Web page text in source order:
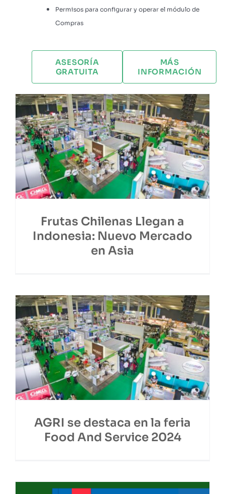
Permisos para configurar y operar el módulo de
Compras
ASESORÍA
GRATUITA
MÁS
INFORMACIÓN
Frutas Chilenas Llegan a
Indonesia: Nuevo Mercado
en Asia
AGRI se destaca en la feria
Food And Service 2024